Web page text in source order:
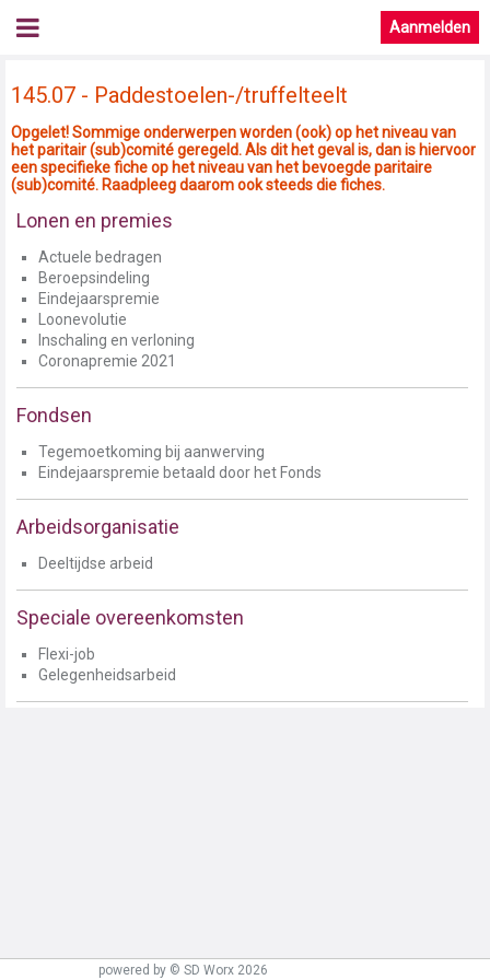
Aanmelden
145.07 - Paddestoelen-/truffelteelt
Opgelet! Sommige onderwerpen worden (ook) op het niveau van
het paritair (sub)comité geregeld. Als dit het geval is, dan is hiervoor
een specifieke fiche op het niveau van het bevoegde paritaire
(sub)comité. Raadpleeg daarom ook steeds die fiches.
Lonen en premies
Actuele bedragen
Beroepsindeling
Eindejaarspremie
Loonevolutie
Inschaling en verloning
Coronapremie 2021
Fondsen
Tegemoetkoming bij aanwerving
Eindejaarspremie betaald door het Fonds
Arbeidsorganisatie
Deeltijdse arbeid
Speciale overeenkomsten
Flexi-job
Gelegenheidsarbeid
powered by © SD Worx 2026